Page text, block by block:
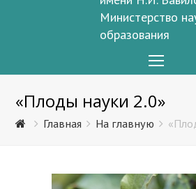
Министерство
образования
Menu
«Плоды науки 2.0»
Главная На главную